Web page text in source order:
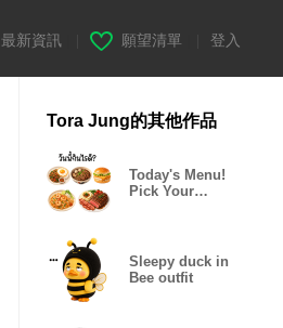
最新資訊 願望清單 登入
Tora Jung的其他作品
Today's Menu!
Pick Your
Sleepy duck in
Bee outfit